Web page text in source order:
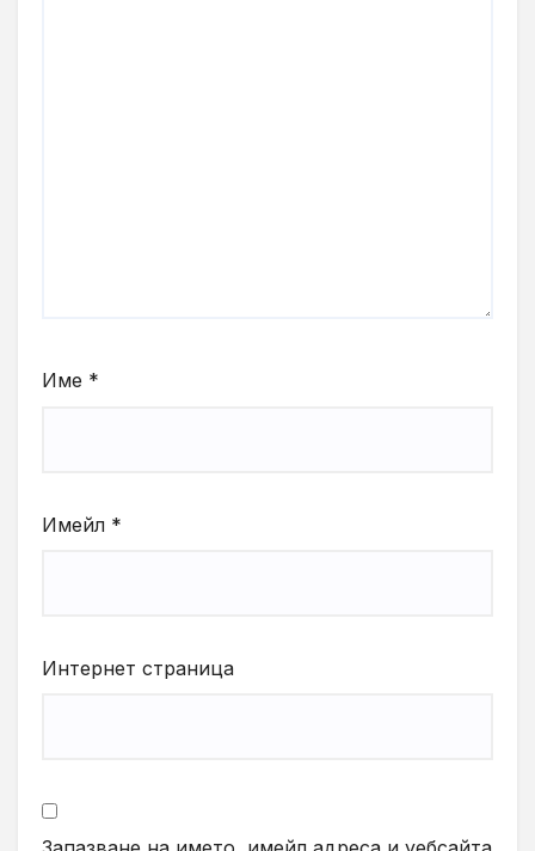
Име *
Имейл *
Интернет страница